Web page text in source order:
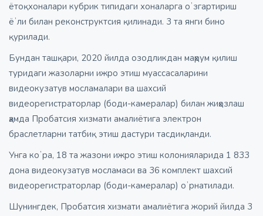
ётоқхоналари кубрик типидаги хоналарга оʼзгартириш
ёʼли билан реконструктсия қилинади. 3 та янги бино
қурилади.
Бундан ташқари, 2020 йилда озодликдан маҳрум қилиш
туридаги жазоларни ижро этиш муассасаларини
видеокузатув мосламалари ва шахсий
видеорегистраторлар (боди-камералар) билан жиҳозлаш
ҳамда Пробатсия хизмати амалиётига электрон
браслетларни татбиқ этиш дастури тасдиқланди.
Унга коʼра, 18 та жазони ижро этиш колонияларида 1 833
дона видеокузатув мосламаси ва 36 комплект шахсий
видеорегистраторлар (боди-камералар) оʼрнатилади.
Шунингдек, Пробатсия хизмати амалиётига жорий йилда 3